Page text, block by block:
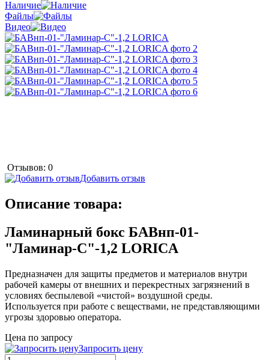
Наличие
Файлы
Видео
Отзывов: 0
Добавить отзыв
Описание товара:
Ламинарный бокс БАВнп-01-
"Ламинар-С"-1,2 LORICA
Предназначен для защиты предметов и материалов внутри
рабочей камеры от внешних и перекрестных загрязнений в
условиях беспылевой «чистой» воздушной среды.
Используется при работе с веществами, не представляющими
угрозы здоровью оператора.
Цена по запросу
Запросить цену